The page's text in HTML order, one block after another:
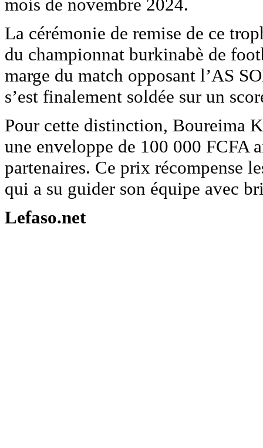
mois de novembre 2024.
La cérémonie de remise de ce
du championnat burkinabè de
marge du match opposant l’AS
s’est finalement soldée sur un
Pour cette distinction, Boureima
une enveloppe de 100 000 FCFA
partenaires. Ce prix récompense
qui a su guider son équipe avec
Lefaso.net